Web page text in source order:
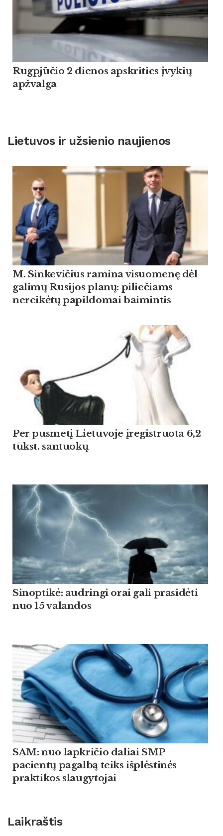
Rugpjūčio 2 dienos apskrities įvykių
apžvalga
Lietuvos ir užsienio naujienos
M. Sinkevičius ramina visuomenę dėl
galimų Rusijos planų: piliečiams
nereikėtų papildomai baimintis
Per pusmetį Lietuvoje įregistruota 6,2
tūkst. santuokų
Sinoptikė: audringi orai gali prasidėti
nuo 15 valandos
SAM: nuo lapkričio daliai SMP
pacientų pagalbą teiks išplėstinės
praktikos slaugytojai
Laikraštis